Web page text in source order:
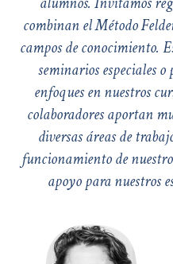
combinan el Método
campos de conocimiento.
seminarios especiales
enfoques en nuestros
colaboradores aportan
diversas áreas de
funcionamiento de
apoyo para nuestros